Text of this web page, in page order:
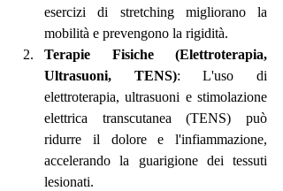
esercizi di stretching migliorano la
mobilità e prevengono la rigidità.
Terapie Fisiche (Elettroterapia,
Ultrasuoni, TENS): L'uso di
elettroterapia, ultrasuoni e stimolazione
elettrica transcutanea (TENS) può
ridurre il dolore e l'infiammazione,
accelerando la guarigione dei tessuti
lesionati.